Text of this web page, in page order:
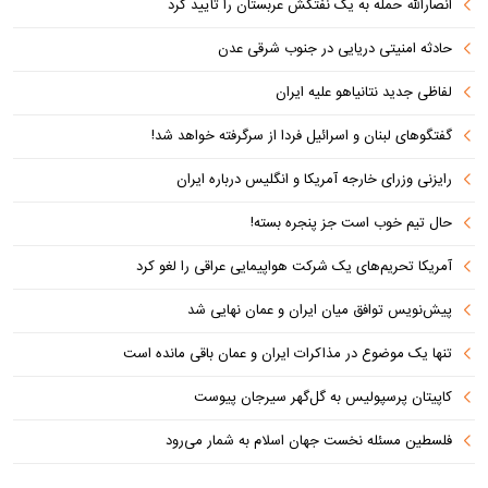
انصارالله حمله به یک نفتکش عربستان را تأیید کرد
حادثه امنیتی دریایی در جنوب شرقی عدن
لفاظی جدید نتانیاهو علیه ایران
گفتگوهای لبنان و اسرائیل فردا از سرگرفته خواهد شد!
رایزنی وزرای خارجه آمریکا و انگلیس درباره ایران
حال تیم خوب است جز پنجره بسته!
آمریکا تحریم‌های یک شرکت هواپیمایی عراقی را لغو کرد
پیش‌نویس توافق میان ایران و عمان نهایی شد
تنها یک موضوع در مذاکرات ایران و عمان باقی مانده است
کاپیتان پرسپولیس به گل‌گهر سیرجان پیوست
فلسطین مسئله نخست جهان اسلام به شمار می‌رود